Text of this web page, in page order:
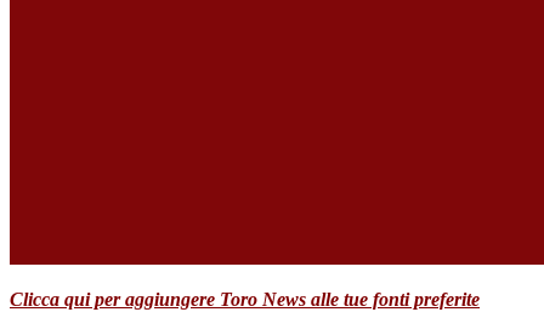
Clicca qui per aggiungere Toro News alle tue fonti preferite